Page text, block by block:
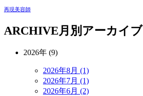
再現美容師
ARCHIVE月別アーカイブ
2026年 (9)
2026年8月 (1)
2026年7月 (1)
2026年6月 (2)